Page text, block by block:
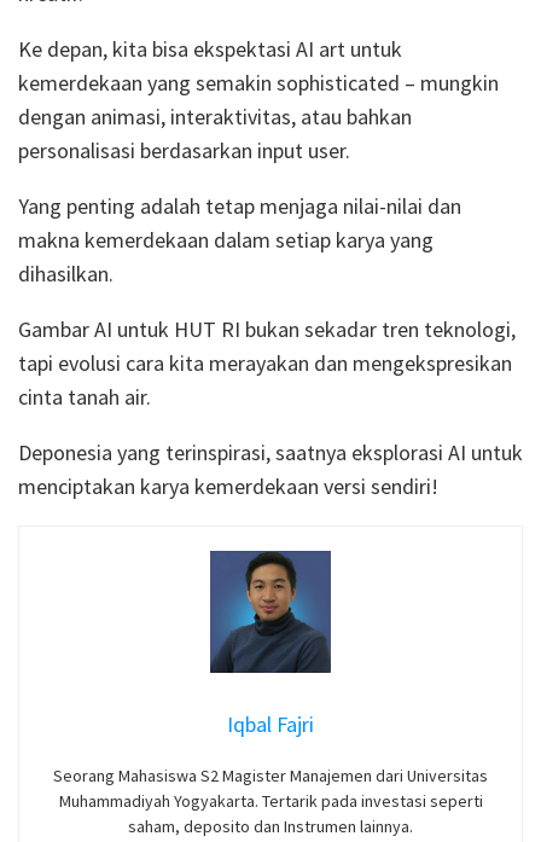
Ke depan, kita bisa ekspektasi AI art untuk
kemerdekaan yang semakin sophisticated – mungkin
dengan animasi, interaktivitas, atau bahkan
personalisasi berdasarkan input user.
Yang penting adalah tetap menjaga nilai-nilai dan
makna kemerdekaan dalam setiap karya yang
dihasilkan.
Gambar AI untuk HUT RI bukan sekadar tren teknologi,
tapi evolusi cara kita merayakan dan mengekspresikan
cinta tanah air.
Deponesia yang terinspirasi, saatnya eksplorasi AI untuk
menciptakan karya kemerdekaan versi sendiri!
Iqbal Fajri
Seorang Mahasiswa S2 Magister Manajemen dari Universitas
Muhammadiyah Yogyakarta. Tertarik pada investasi seperti
saham, deposito dan Instrumen lainnya.